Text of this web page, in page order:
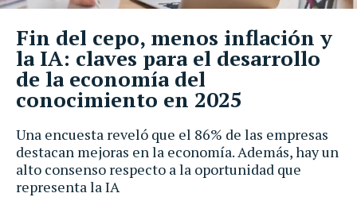
Una encuesta reveló que el 86% de las empresas
destacan mejoras en la economía. Además, hay un
alto consenso respecto a la oportunidad que
representa la IA
Fin del cepo, menos inflación y
la IA: claves para el desarrollo
de la economía del
conocimiento en 2025